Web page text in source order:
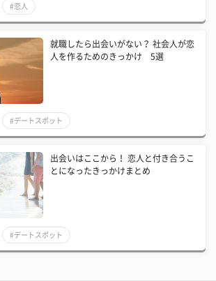
#恋人
就職したら出会いがない？ 社会人が恋
人を作るためのきっかけ 5選
#デートスポット
出会いはここから！ 恋人と付き合うこ
とになったきっかけまとめ
#デートスポット